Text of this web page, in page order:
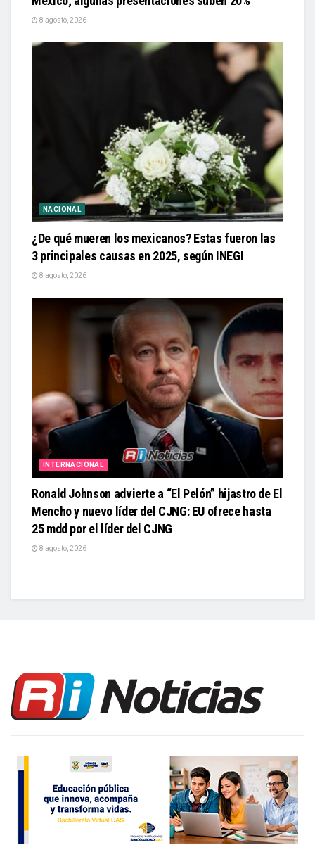
8 agosto, 2026
NACIONAL
¿De qué mueren los mexicanos? Estas fueron las
3 principales causas en 2025, según INEGI
8 agosto, 2026
INTERNACIONAL
Ronald Johnson advierte a “El Pelón” hijastro de El
Mencho y nuevo líder del CJNG: EU ofrece hasta
25 mdd por el líder del CJNG
8 agosto, 2026